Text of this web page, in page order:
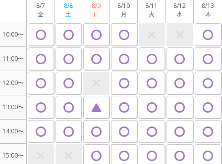
8/7
金
8/8
土
8/9
日
8/10
月
8/11
火
8/12
水
8/13
木
10:00〜
11:00〜
12:00〜
13:00〜
14:00〜
15:00〜